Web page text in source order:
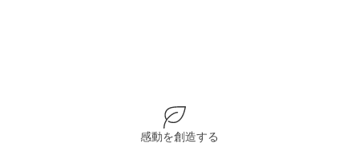
感動を創造する